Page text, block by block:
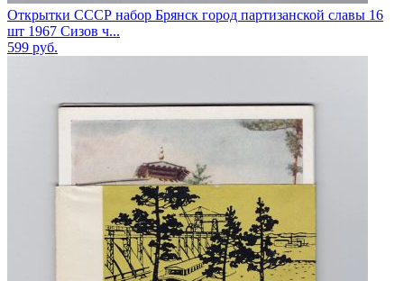
Открытки СССР набор Брянск город партизанской славы 16
шт 1967 Сизов ч...
599 руб.